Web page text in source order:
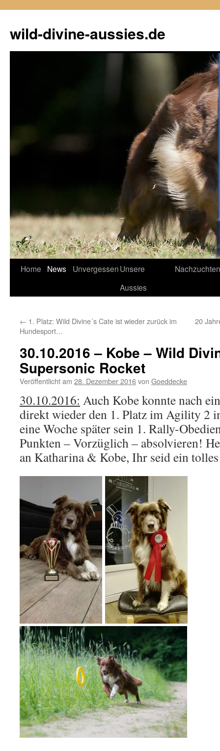
springen
wild-divine-aussies.de
Home News UnvergessenUnsere
Aussies
Nachzuchten
← 1. Platz: Wild Divine´s Cate ist wieder zurück im
Hundesport…
20
30.10.2016 – Kobe – Wild
Supersonic Rocket
Veröffentlicht am 28. Dezember 2016von Goeddecke
30.10.2016: Auch Kobe konnte nach
direkt wieder den 1. Platz im Agility 2
eine Woche später sein 1. Rally-
Punkten – Vorzüglich – absolvieren!
an Katharina & Kobe, Ihr seid ein